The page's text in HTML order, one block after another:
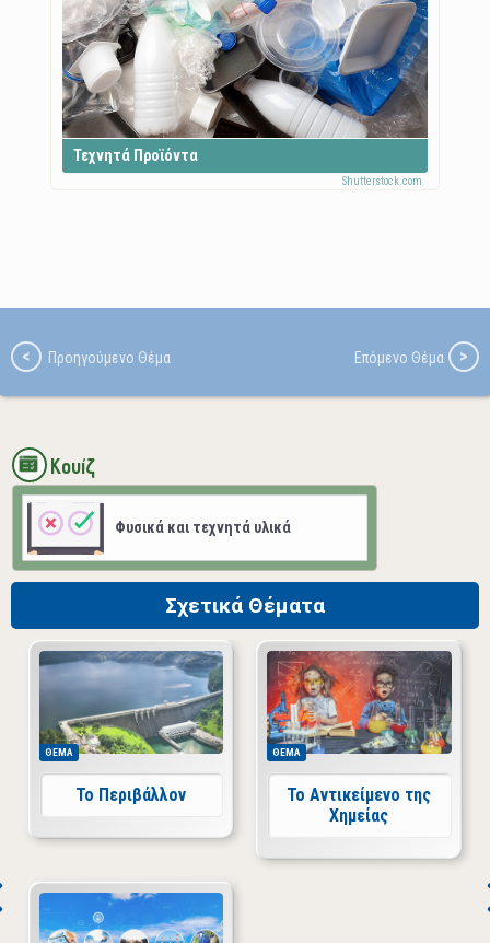
Τεχνητά Προϊόντα
Κουίζ
Φυσικά και τεχνητά υλικά
Σχετικά Θέματα
ΘΕΜΑ
Το Περιβάλλον
ΘΕΜΑ
Το Αντικείμενο της
Χημείας